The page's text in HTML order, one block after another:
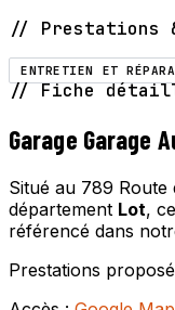
// Prestations
ENTRETIEN ET
// Fiche
Garage Garage
Situé au 789 Route
département Lot,
référencé dans
Prestations